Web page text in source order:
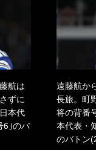
航は
ずに
本代
6｣のバ
遠藤航か
長旅。町
将の背番
本代表・
のバトン